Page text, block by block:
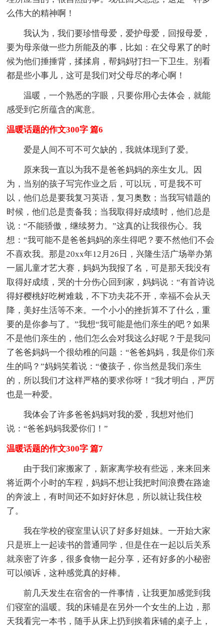
么伟大的精神啊！
我认为，我们要珍惜母爱，爱护母爱，回报母爱，
要为母亲做一些力所能及的事，比如：在父母累了的时
候为他们捶捶背，揉揉肩，帮妈妈打扫一下卫生。别看
都是些小事儿，这可是我们对父母尽的孝心啊！
温暖，一个熟悉的字眼，只要你用心去体会，就能
感受到它所蕴含的寓意。
温暖话题的作文300字 篇6
爱是人间不可不可欠缺的，我就体现到了爱。
原来我一直以为我不是爸爸妈妈的亲生女儿。因
为，当别的孩子写完作业之后，可以玩，可是我不可
以，他们总是要我复习英语，复习奥数；当我写错题的
时候，他们总是责备我；当我取得好成绩时，他们总是
说：“不能骄傲，继续努力。”这真的让我很伤心。我
想：“我可能不是爸爸妈妈的亲生得吧？要不然他们不会
不喜欢我。那是20xx年12月26日，兴隆生活广场举办第
一届儿童才艺大赛，妈妈为我报了名，可是那天我没有
取得好成绩，哭的十分伤心回到家，妈妈说：“有首诗说
得好樱桃好吃树难栽，不下功夫花不开，幸福不会从天
降，美好生活等不来。一个小小的挫折算不了什么，重
要的是你参与了。”我想“我可能是他们亲生的吧？如果
不是他们亲生的，他们怎么会对我这么好呢？于是我问
了爸爸妈妈一个很幼稚的问题：“爸爸妈妈，我是你们亲
生的吗？”妈妈笑着说：“傻孩子，你当然是我们亲生
的，所以我们才这样严格的要求你呀！”我才明白，严厉
也是一种爱。
我体会了许多爸爸妈妈对我的爱，我想对他们
说：“爸爸妈妈我爱你们！”
温暖话题的作文300字 篇7
由于我们家搬家了，新家离学校有些远，来来回来
将近两个小时的车程，妈妈不想让我把时间浪费在路途
的奔波上，有时间还不如好好休息，所以就让我住校
了。
我在学校的寝室里认识了好多好姐妹。一开始大家
只是班上一起读书的普通同学，但是住在一起以后关系
就亲密了许多，很多食物一起分享，还有好多的小秘密
可以倾诉，这种感觉真的好棒。
前几天发生在宿舍的一件事情，让我更加感觉到我
们寝室的温暖。我的床铺是在另外一个女生的上边，那
天我看完一本书，随手从床上扔到挨着床铺的桌子上，